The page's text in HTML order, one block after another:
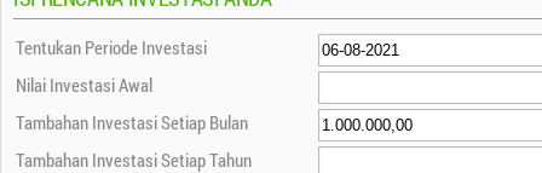
Tentukan Periode Investasi
Nilai Investasi Awal
Tambahan Investasi Setiap Bulan
Tambahan Investasi Setiap Tahun